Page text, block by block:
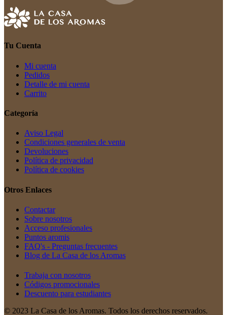
Tu Cuenta
Mi cuenta
Pedidos
Detalle de mi cuenta
Carrito
Categoría
Aviso Legal
Condiciones generales de venta
Devoluciones
Política de privacidad
Política de cookies
Otros Enlaces
Contactar
Sobre nosotros
Acceso profesionales
Puntos aromis
FAQ's - Preguntas frecuentes
Blog de La Casa de los Aromas
Trabaja con nosotros
Códigos promocionales
Descuento para estudiantes
© 2023 La Casa de los Aromas. Todos los derechos reservados.